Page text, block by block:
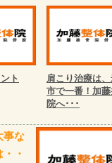
ト
肩こり治療は
市で一番！加
院へ･･･
事な
・